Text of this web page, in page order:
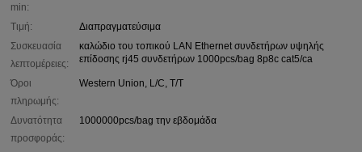
min:
Τιμή:
Διαπραγματεύσιμα
Συσκευασία
λεπτομέρειες:
καλώδιο του τοπικού LAN Ethernet συνδετήρων υψηλής
επίδοσης rj45 συνδετήρων 1000pcs/bag 8p8c cat5/ca
Όροι
πληρωμής:
Western Union, L/C, T/T
Δυνατότητα
προσφοράς:
1000000pcs/bag την εβδομάδα